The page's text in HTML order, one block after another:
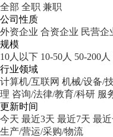
全部 全职 兼职
公司性质
外资企业 合资企业 民营企
规模
10人以下 10-50人 50-200人
行业领域
计算机/互联网 机械/设备/
理 咨询/法律/教育/科研 服
更新时间
今天 最近3天 最近7天 最近
生产/营运/采购/物流